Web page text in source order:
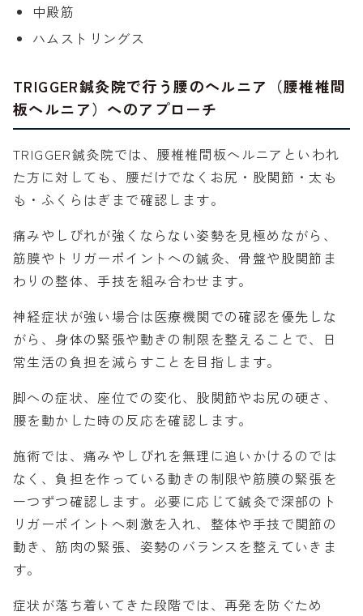
中殿筋
ハムストリングス
TRIGGER鍼灸院で行う腰のヘルニア（腰椎椎間
板ヘルニア）へのアプローチ
TRIGGER鍼灸院では、腰椎椎間板ヘルニアといわれ
た方に対しても、腰だけでなくお尻・股関節・太も
も・ふくらはぎまで確認します。
痛みやしびれが強くならない姿勢を見極めながら、
筋膜やトリガーポイントへの鍼灸、骨盤や股関節ま
わりの整体、手技を組み合わせます。
神経症状が強い場合は医療機関での確認を優先しな
がら、身体の緊張や動きの制限を整えることで、日
常生活の負担を減らすことを目指します。
脚への症状、座位での変化、股関節やお尻の硬さ、
腰を動かした時の反応を確認します。
施術では、痛みやしびれを無理に追いかけるのでは
なく、負担を作っている動きの制限や筋膜の緊張を
一つずつ確認します。必要に応じて鍼灸で深部のト
リガーポイントへ刺激を入れ、整体や手技で関節の
動き、筋肉の緊張、姿勢のバランスを整えていきま
す。
症状が落ち着いてきた段階では、再発を防ぐため